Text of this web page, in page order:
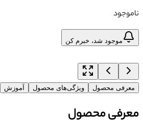
ناموجود
موجود شد، خبرم کن
معرفی محصول ویژگی‌های محصول آموزش
معرفی محصول